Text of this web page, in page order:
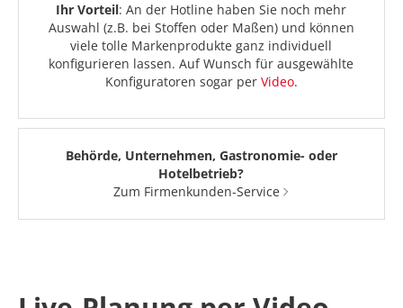
Ihr Vorteil: An der Hotline haben Sie noch mehr
Auswahl (z.B. bei Stoffen oder Maßen) und können
viele tolle Markenprodukte ganz individuell
konfigurieren lassen. Auf Wunsch für ausgewählte
Konfiguratoren sogar per Video.
Behörde, Unternehmen, Gastronomie- oder
Hotelbetrieb?
Zum Firmenkunden-Service